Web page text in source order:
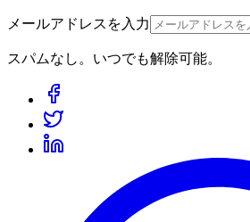
メールアドレスを入力
スパムなし。いつでも解除可能。